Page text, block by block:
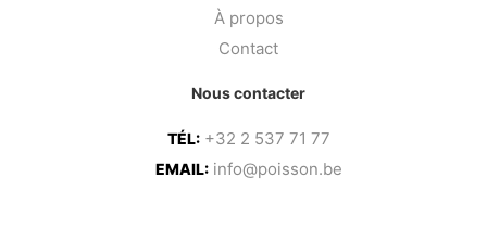
À propos
Contact
Nous contacter
TÉL: +32 2 537 71 77
EMAIL: info@poisson.be